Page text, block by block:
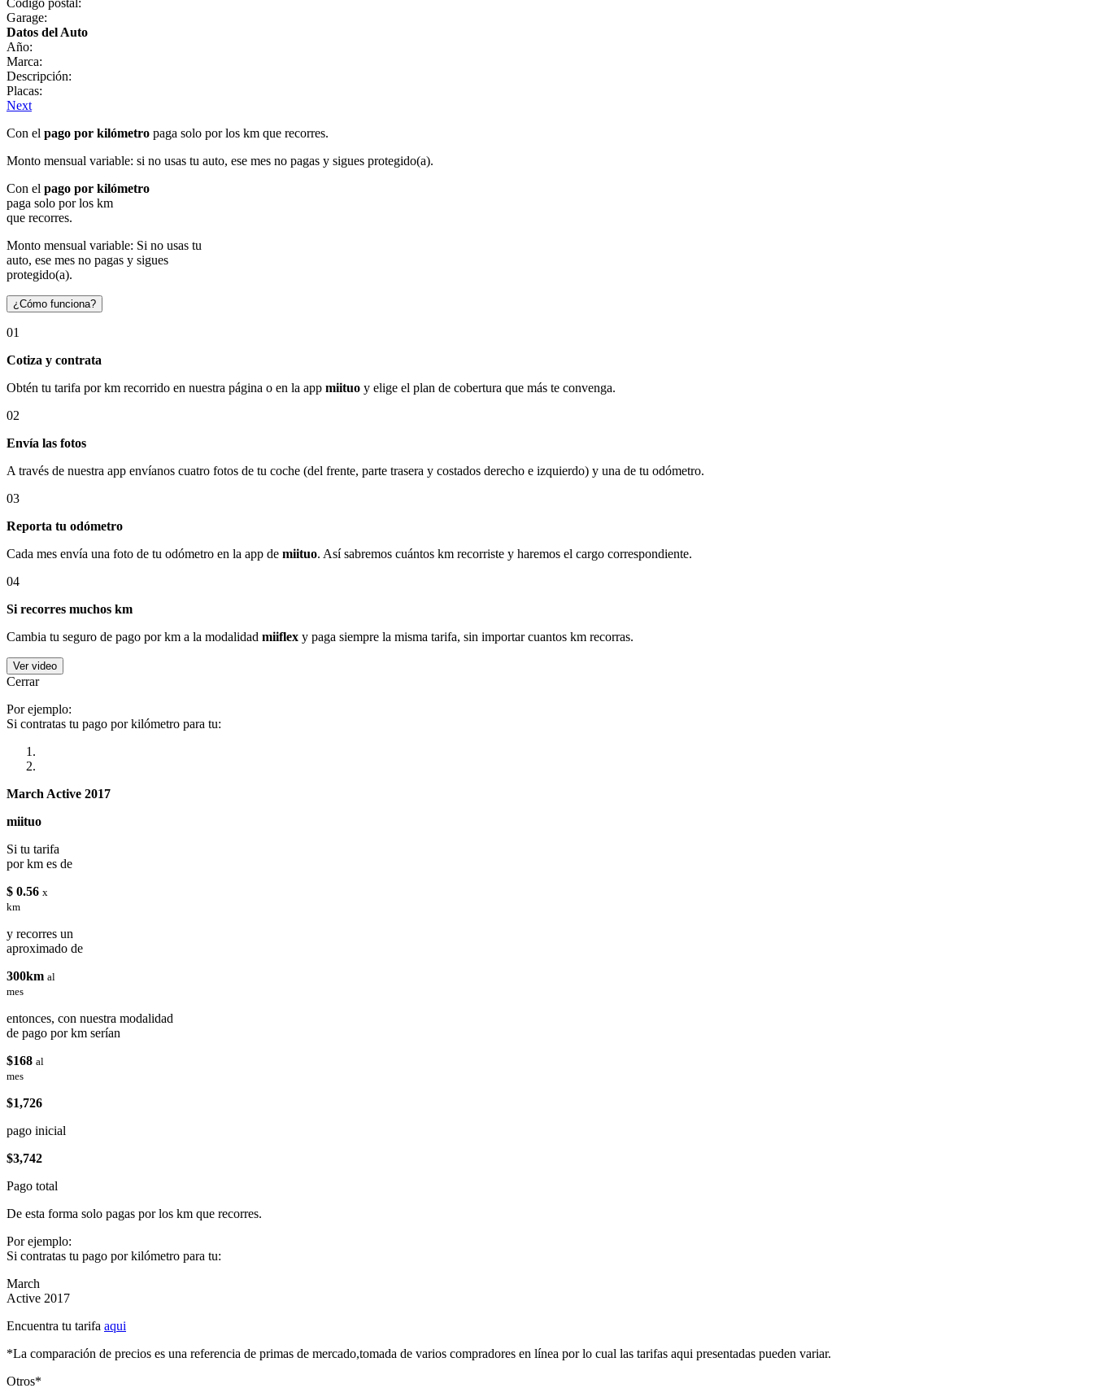
Garage:
Datos del Auto
Año:
Marca:
Descripción:
Placas:
Next
Con el pago por kilómetro paga solo por los km que recorres.
Monto mensual variable: si no usas tu auto, ese mes no pagas y sigues protegido(a).
Con el pago por kilómetro
paga solo por los km
que recorres.
Monto mensual variable: Si no usas tu
auto, ese mes no pagas y sigues
protegido(a).
¿Cómo funciona?
01
Cotiza y contrata
Obtén tu tarifa por km recorrido en nuestra página o en la app miituo y elige el plan de cobertura que más te convenga.
02
Envía las fotos
A través de nuestra app envíanos cuatro fotos de tu coche (del frente, parte trasera y costados derecho e izquierdo) y una de tu odómetro.
03
Reporta tu odómetro
Cada mes envía una foto de tu odómetro en la app de miituo. Así sabremos cuántos km recorriste y haremos el cargo correspondiente.
04
Si recorres muchos km
Cambia tu seguro de pago por km a la modalidad miiflex y paga siempre la misma tarifa, sin importar cuantos km recorras.
Ver video
Cerrar
Por ejemplo:
Si contratas tu pago por kilómetro para tu:
March Active 2017
miituo
Si tu tarifa
por km es de
$ 0.56 x
km
y recorres un
aproximado de
300km al
mes
entonces, con nuestra modalidad
de pago por km serían
$168 al
mes
$1,726
pago inicial
$3,742
Pago total
De esta forma solo pagas por los km que recorres.
Por ejemplo:
Si contratas tu pago por kilómetro para tu:
March
Active 2017
Encuentra tu tarifa aqui
*La comparación de precios es una referencia de primas de mercado,tomada de varios compradores en línea por lo cual las tarifas aqui presentadas pueden variar.
Otros*